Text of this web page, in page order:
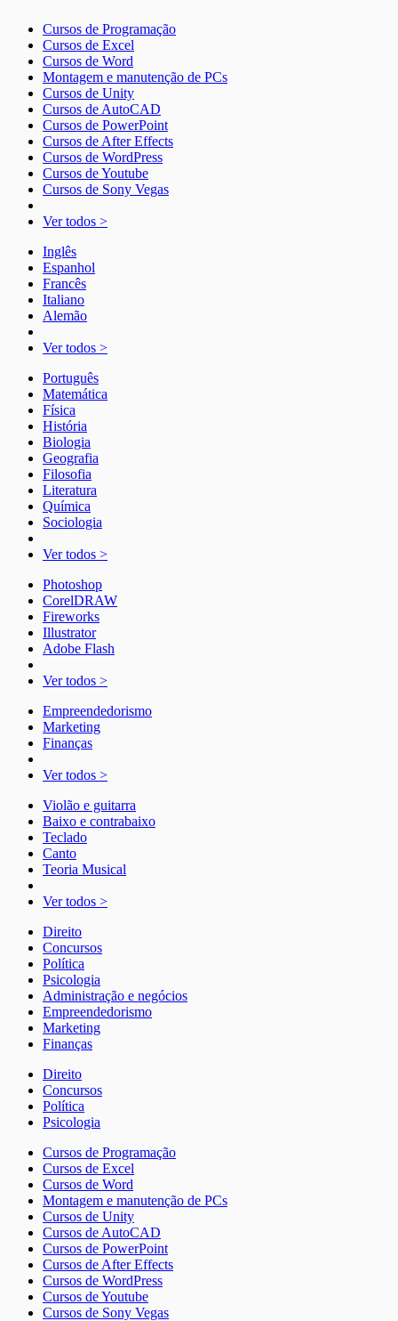
Cursos de Programação
Cursos de Excel
Cursos de Word
Montagem e manutenção de PCs
Cursos de Unity
Cursos de AutoCAD
Cursos de PowerPoint
Cursos de After Effects
Cursos de WordPress
Cursos de Youtube
Cursos de Sony Vegas
Ver todos >
Inglês
Espanhol
Francês
Italiano
Alemão
Ver todos >
Português
Matemática
Física
História
Biologia
Geografia
Filosofia
Literatura
Química
Sociologia
Ver todos >
Photoshop
CorelDRAW
Fireworks
Illustrator
Adobe Flash
Ver todos >
Empreendedorismo
Marketing
Finanças
Ver todos >
Violão e guitarra
Baixo e contrabaixo
Teclado
Canto
Teoria Musical
Ver todos >
Direito
Concursos
Política
Psicologia
Administração e negócios
Empreendedorismo
Marketing
Finanças
Direito
Concursos
Política
Psicologia
Cursos de Programação
Cursos de Excel
Cursos de Word
Montagem e manutenção de PCs
Cursos de Unity
Cursos de AutoCAD
Cursos de PowerPoint
Cursos de After Effects
Cursos de WordPress
Cursos de Youtube
Cursos de Sony Vegas